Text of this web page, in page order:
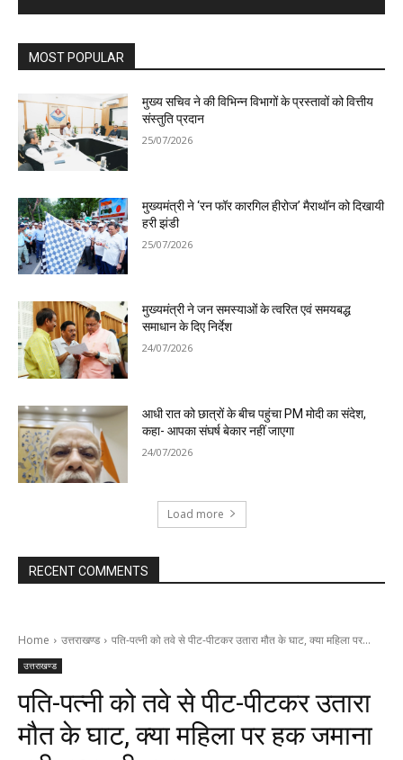
MOST POPULAR
मुख्य सचिव ने की विभिन्न विभागों के प्रस्तावों को वित्तीय
संस्तुति प्रदान
25/07/2026
मुख्यमंत्री ने ‘रन फॉर कारगिल हीरोज’ मैराथॉन को दिखायी
हरी झंडी
25/07/2026
मुख्यमंत्री ने जन समस्याओं के त्वरित एवं समयबद्ध
समाधान के दिए निर्देश
24/07/2026
आधी रात को छात्रों के बीच पहुंचा PM मोदी का संदेश,
कहा- आपका संघर्ष बेकार नहीं जाएगा
24/07/2026
Load more
RECENT COMMENTS